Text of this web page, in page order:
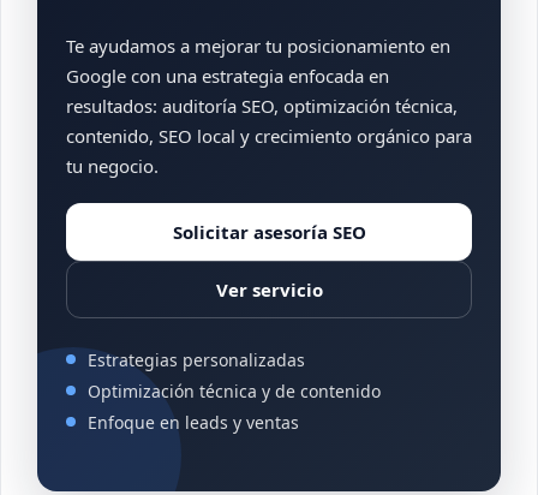
Te ayudamos a mejorar tu posicionamiento en
Google con una estrategia enfocada en
resultados: auditoría SEO, optimización técnica,
contenido, SEO local y crecimiento orgánico para
tu negocio.
Solicitar asesoría SEO
Ver servicio
Estrategias personalizadas
Optimización técnica y de contenido
Enfoque en leads y ventas